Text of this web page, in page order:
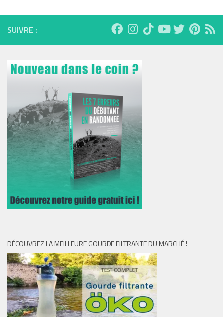
SUIVRE :
DÉCOUVREZ LA MEILLEURE GOURDE FILTRANTE DU MARCHÉ !